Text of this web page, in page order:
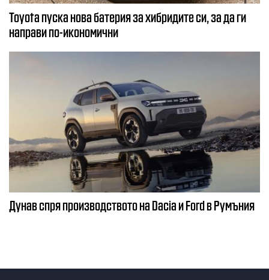
Toyota пуска нова батерия за хибридите си, за да ги
направи по-икономични
Дунав спря производството на Dacia и Ford в Румъния